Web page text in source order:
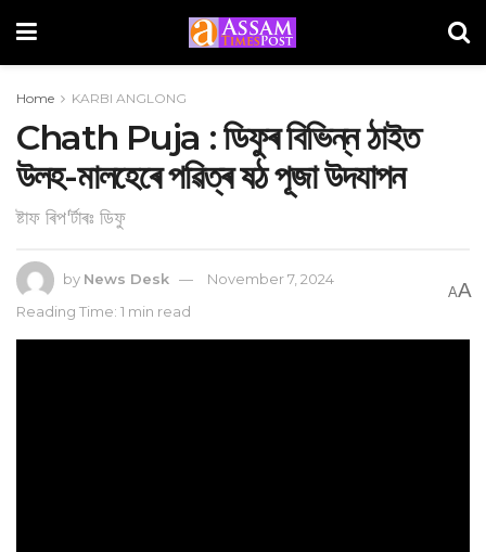
Home KARBI ANGLONG
Chath Puja : ডিফুৰ বিভিন্ন ঠাইত
উলহ-মালহেৰে পৱিত্ৰ ষঠ পূজা উদযাপন
ষ্টাফ ৰিপ'ৰ্টাৰঃ ডিফু
by News Desk
November 7, 2024
Reading Time: 1 min read
AA